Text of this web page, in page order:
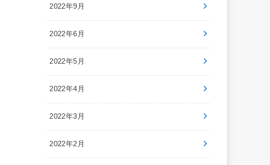
2022年9月
2022年6月
2022年5月
2022年4月
2022年3月
2022年2月